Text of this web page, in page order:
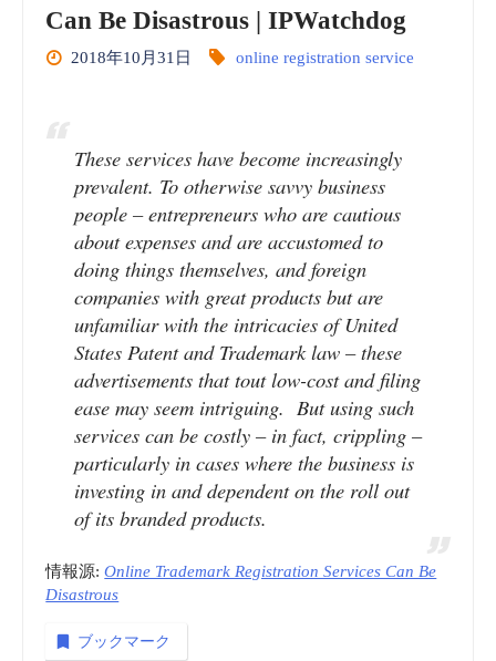
Can Be Disastrous | IPWatchdog
2018年10月31日 online registration service
These services have become increasingly
prevalent. To otherwise savvy business
people – entrepreneurs who are cautious
about expenses and are accustomed to
doing things themselves, and foreign
companies with great products but are
unfamiliar with the intricacies of United
States Patent and Trademark law – these
advertisements that tout low-cost and filing
ease may seem intriguing. But using such
services can be costly – in fact, crippling –
particularly in cases where the business is
investing in and dependent on the roll out
of its branded products.
情報源:Online Trademark Registration Services Can Be
Disastrous
ブックマーク